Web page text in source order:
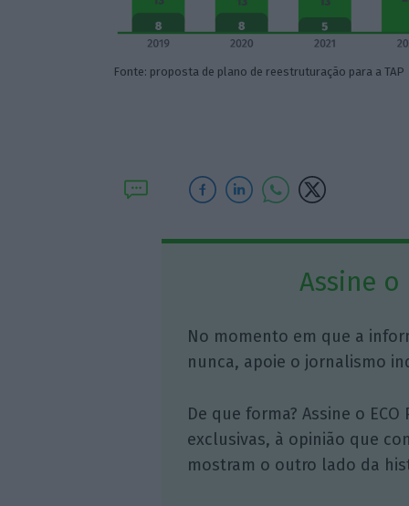
Fonte: proposta de plano de reestruturação para a TAP
Assine o
No momento em que a
nunca, apoie o jornalismo
De que forma? Assine o
exclusivas, à opinião que
mostram o outro lado da